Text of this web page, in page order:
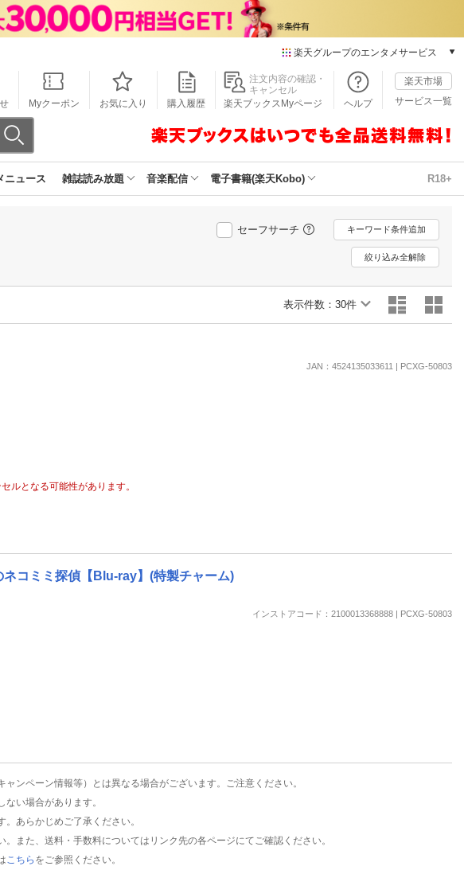
楽天グループのエンタメサービス
本/ゲーム/CD/DVD
楽天ブックス
楽天Kobo
動画配信
楽天TV
動画配信ガイド
無料テレビ
Myクーポン お気に入り 購入履歴
注文内容の確認・
キャンセル
楽天ブックスMyページ
ヘルプ
楽天市場
サービス一覧
ニュース 雑誌読み放題 音楽配信 電子書籍(楽天Kobo) R18+
セーフサーチ キーワード条件追加
絞り込み全解除
表示件数： 30件
JAN：4524135033611 | PCXG-50803
ルとなる可能性があります。
ネコミミ探偵【Blu-ray】(特製チャーム)
インストアコード：2100013368888 | PCXG-50803
ンペーン情報等）とは異なる場合がございます。ご注意ください。
い場合があります。
あらかじめご了承ください。
また、送料・手数料についてはリンク先の各ページにてご確認ください。
こちら をご参照ください。